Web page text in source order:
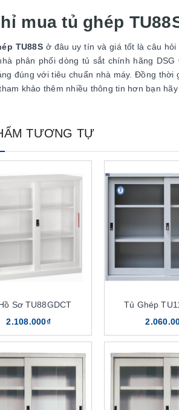
mua tủ ghép
TU88S ở đâu uy tín và giá tốt là câu
phân phối dòng tủ sắt chính hãng
đúng với tiêu chuẩn nhà máy. Đồng
khảo thêm nhiều thông tin hơn bạn
TƯƠNG TỰ
Sơ TU88GDCT
2.108.000₫
Tủ Ghép